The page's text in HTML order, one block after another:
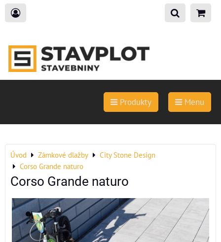
Produkty Menu
Úvod Zámkové dlažby
City Stone Design
Corso Grande naturo
Corso Grande naturo